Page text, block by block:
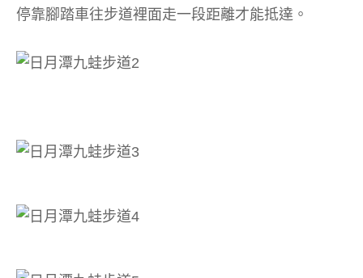
停靠腳踏車往步道裡面走一段距離才能抵達。